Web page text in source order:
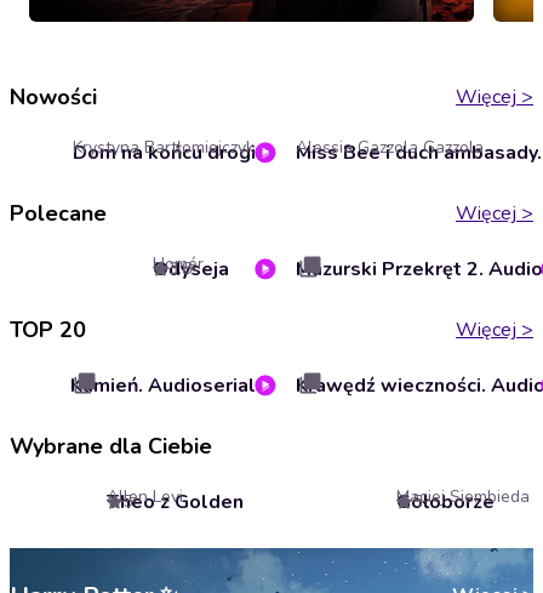
Nowości Więcej >
Dom na końcu drogi
Krystyna Bartłomiejczyk Alessia Gazzola Gazzola
Polecane Więcej >
Odyseja
Homér
3.8
TOP 20 Więcej >
Kamień. Audioserial
Wybrane dla Ciebie
Theo z Golden
Allen Levi
5 Gołoborze
Maciej Siembieda
5